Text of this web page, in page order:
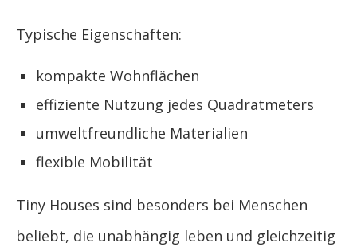
Typische Eigenschaften:
kompakte Wohnflächen
effiziente Nutzung jedes Quadratmeters
umweltfreundliche Materialien
flexible Mobilität
Tiny Houses sind besonders bei Menschen
beliebt, die unabhängig leben und gleichzeitig